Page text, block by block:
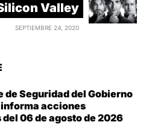
Valley
SEPTIEMBRE 24, 2020
de Seguridad del Gobierno
acciones
06 de agosto de 2026